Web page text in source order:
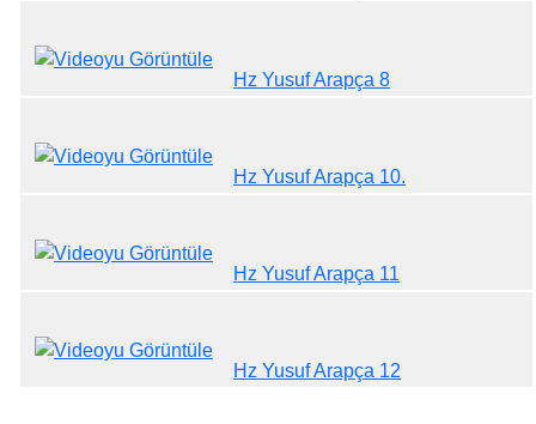
Hz Yusuf Arapça 8
Hz Yusuf Arapça 10.
Hz Yusuf Arapça 11
Hz Yusuf Arapça 12